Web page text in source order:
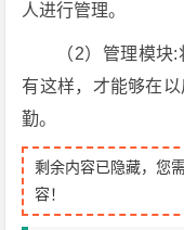
人进行管理。
（2）管理模
有这样，才能够在
勤。
剩余内容已隐藏，您
容！